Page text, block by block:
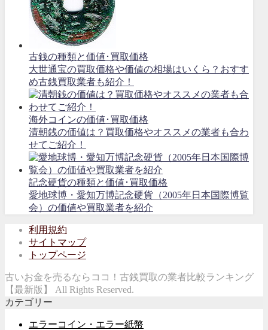
古銭の種類と価値･買取価格
大世通宝の買取価格や価値の相場はいくら？おすす
め古銭買取業者も紹介！
海外コインの価値･買取価格
清朝銭の価値は？買取価格やオススメの業者も合わ
せてご紹介！
記念硬貨の種類と価値･買取価格
愛地球博・愛知万博記念硬貨（2005年日本国際博覧
会）の価値や買取業者を紹介
利用規約
サイトマップ
トップページ
古いお金を売るならココ！古銭買取の業者比較ランキング
【最新版】 All Rights Reserved.
カテゴリー
エラーコイン・エラー紙幣